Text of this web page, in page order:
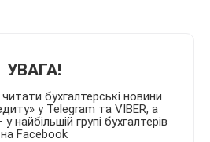
УВАГА!
бухгалтерські новини
у Telegram та VIBER, а
найбільшій групі бухгалтерів
на Facebook